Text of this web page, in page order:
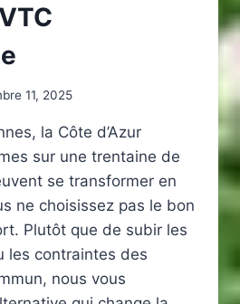
11, 2025
la Côte d’Azur
sur une trentaine de
se transformer en
ne choisissez pas le bon
Plutôt que de subir les
les contraintes des
nous vous